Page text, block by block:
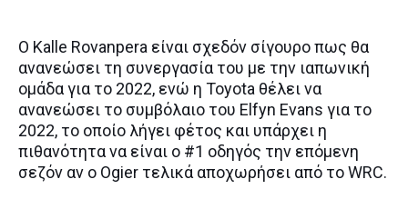
Ο Kalle Rovanpera είναι σχεδόν σίγουρο πως θα
ανανεώσει τη συνεργασία του με την ιαπωνική
ομάδα για το 2022, ενώ η Toyota θέλει να
ανανεώσει το συμβόλαιο του Elfyn Evans για το
2022, το οποίο λήγει φέτος και υπάρχει η
πιθανότητα να είναι ο #1 οδηγός την επόμενη
σεζόν αν ο Ogier τελικά αποχωρήσει από το WRC.